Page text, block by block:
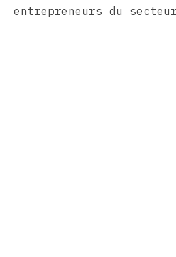
entrepreneurs du